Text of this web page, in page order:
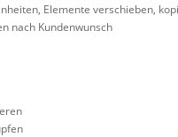
Elemente verschieben,
nach Kundenwunsch